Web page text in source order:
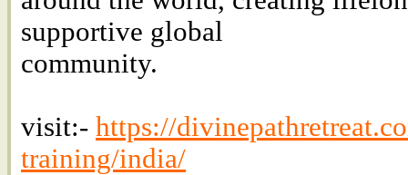
supportive global
community.
visit:- https://
training/india/